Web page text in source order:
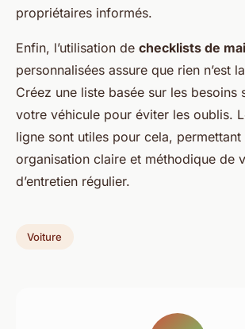
propriétaires informés.
Enfin, l’utilisation de checklists de
personnalisées assure que rien n’est
Créez une liste basée sur les besoins
votre véhicule pour éviter les oublis.
ligne sont utiles pour cela, permettant
organisation claire et méthodique de
d’entretien régulier.
Voiture